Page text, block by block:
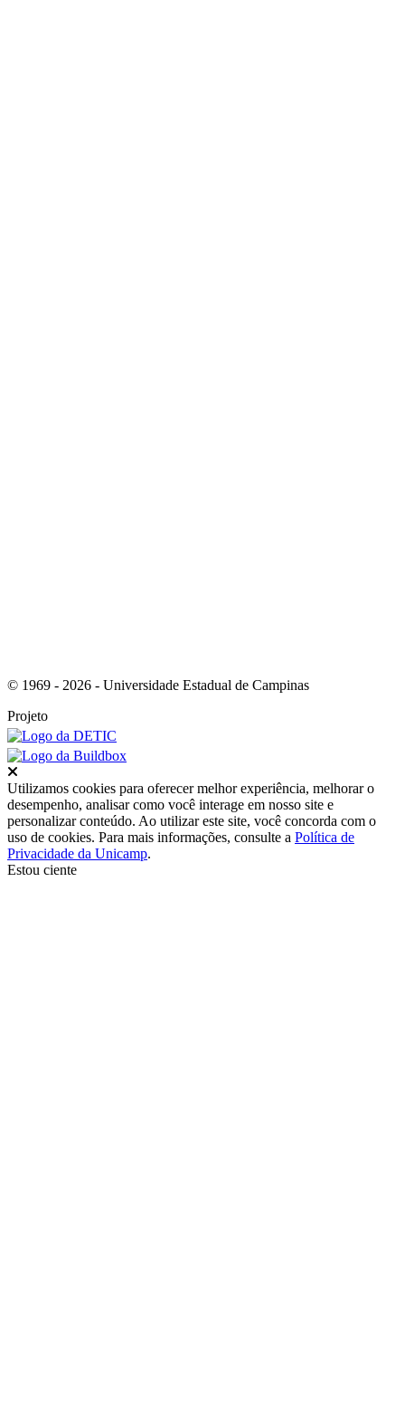
© 1969 - 2026 - Universidade Estadual de Campinas
Projeto
Utilizamos cookies para oferecer melhor experiência, melhorar o
desempenho, analisar como você interage em nosso site e
personalizar conteúdo. Ao utilizar este site, você concorda com o
uso de cookies. Para mais informações, consulte a Política de
Privacidade da Unicamp.
Estou ciente